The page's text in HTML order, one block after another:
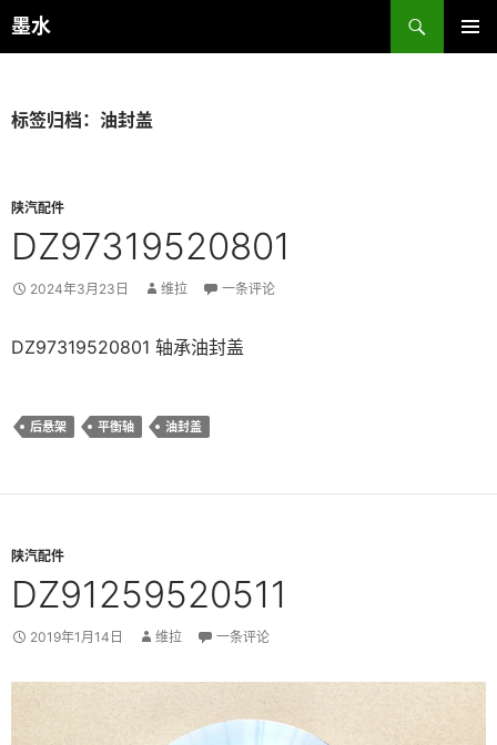
跳
至
墨水
搜
索
标签归档：油封盖
陕汽配件
DZ97319520801
2024年3月23日 维拉 一条评论
DZ97319520801 轴承油封盖
后悬架 平衡轴 油封盖
陕汽配件
DZ91259520511
2019年1月14日 维拉 一条评论